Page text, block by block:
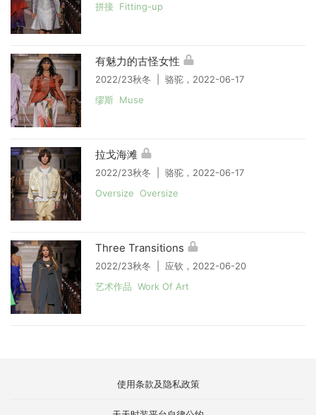
拼接 Fitting-up
有魅力的古怪女性
2022/23秋冬 | 骆驼，2022-06-17
缪斯 Muse
拉戈海滩
2022/23秋冬 | 骆驼，2022-06-17
Oversize Oversize
Three Transitions
2022/23秋冬 | 应钦，2022-06-20
艺术作品 Work Of Art
使用条款及隐私政策